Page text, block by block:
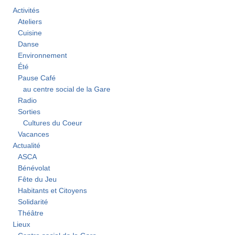
Activités
Ateliers
Cuisine
Danse
Environnement
Été
Pause Café
au centre social de la Gare
Radio
Sorties
Cultures du Coeur
Vacances
Actualité
ASCA
Bénévolat
Fête du Jeu
Habitants et Citoyens
Solidarité
Théâtre
Lieux